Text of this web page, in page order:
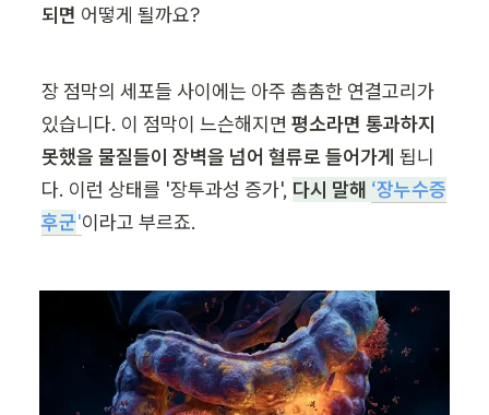
되면 어떻게 될까요?
장 점막의 세포들 사이에는 아주 촘촘한 연결고리가
있습니다. 이 점막이 느슨해지면 평소라면 통과하지
못했을 물질들이 장벽을 넘어 혈류로 들어가게 됩니
다. 이런 상태를 '장투과성 증가', 다시 말해 ‘장누수증
후군'이라고 부르죠.